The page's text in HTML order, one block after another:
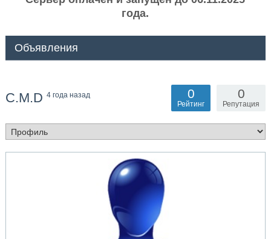
года.
Объявления
C.M.D 4 года назад 0
Репутация
0
Рейтинг